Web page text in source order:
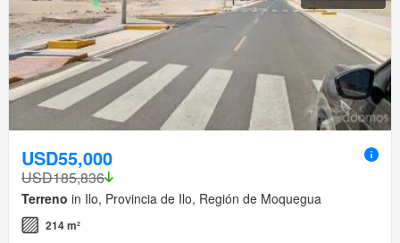
USD55,000
USD185,836
Terreno in Ilo, Provincia de Ilo, Región de Moquegua
214 m²